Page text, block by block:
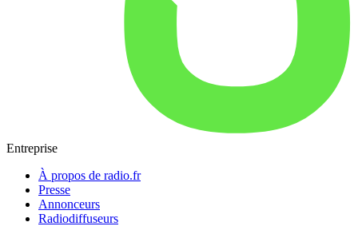
Entreprise
À propos de radio.fr
Presse
Annonceurs
Radiodiffuseurs